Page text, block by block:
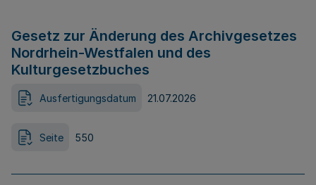
Gesetz zur Änderung des Archivgesetzes
Nordrhein-Westfalen und des
Kulturgesetzbuches
Ausfertigungsdatum 21.07.2026
Seite 550